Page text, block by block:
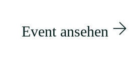
Event ansehen